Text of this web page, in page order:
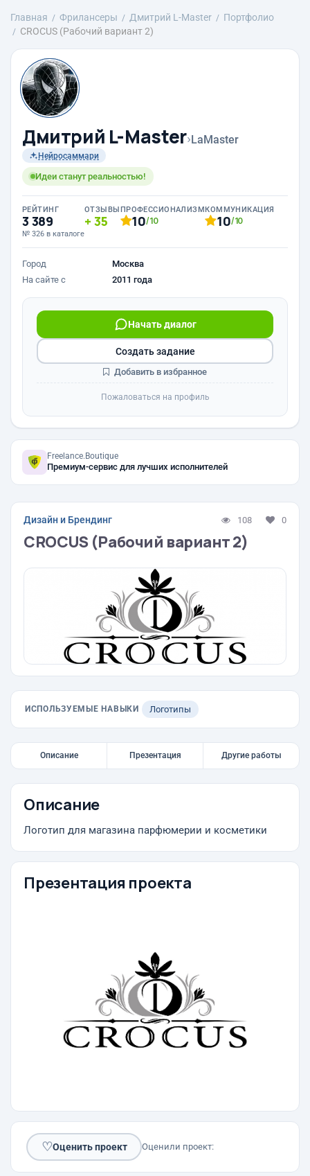
Главная Фрилансеры Дмитрий L-Master
Портфолио
CROCUS (Рабочий вариант 2)
Дмитрий L-Master›LaMaster
Нейросаммари
Идеи станут реальностью!
РЕЙТИНГ
3 389
№ 326 в каталоге
ОТЗЫВЫ
35
ПРОФЕССИОНАЛИЗМ
10/10
КОММУНИКАЦИЯ
10/10
Город
Москва
На сайте с
2011 года
Начать диалог
Создать задание
Добавить в избранное
Пожаловаться на профиль
Freelance.Boutique
Премиум-сервис для лучших исполнителей
Дизайн и Брендинг 108 0
CROCUS (Рабочий вариант 2)
ИСПОЛЬЗУЕМЫЕ НАВЫКИ Логотипы
Описание Презентация Другие работы
Описание
Логотип для магазина парфюмерии и косметики
Презентация проекта
♡Оценить проект Оценили проект: